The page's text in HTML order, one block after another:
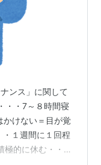
ンス」に関して
・・7～８時間寝
けない＝目が覚
１週間に１回程
的に休む・・特